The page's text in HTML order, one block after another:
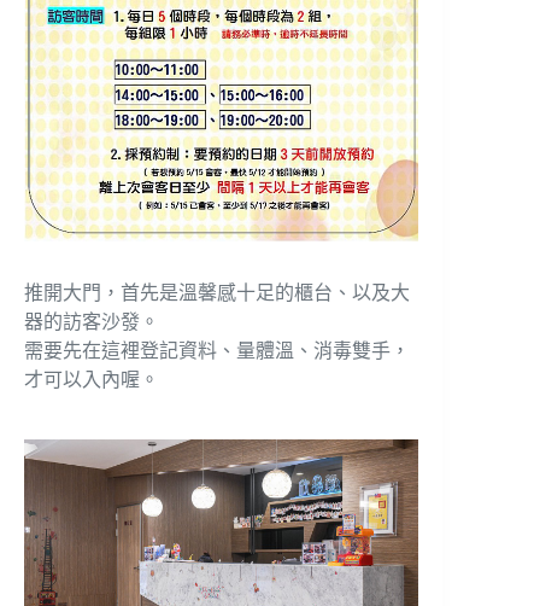
推開大門，首先是溫馨感十足的櫃台、以及大
器的訪客沙發。
需要先在這裡登記資料、量體溫、消毒雙手，
才可以入內喔。